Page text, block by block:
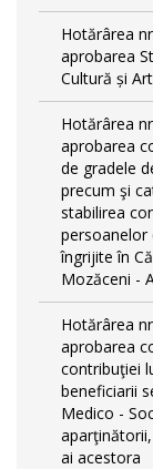
Hotărârea
aprobarea
Cultură și
Hotărârea
aprobarea
de gradele
precum şi
stabilirea
persoanelor
îngrijite în
Mozăceni -
Hotărârea
aprobarea
contribuţiei
beneficiarii
Medico -
ai acestora